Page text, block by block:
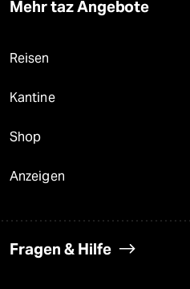
Mehr taz Angebote
Reisen
Kantine
Shop
Anzeigen
Fragen & Hilfe